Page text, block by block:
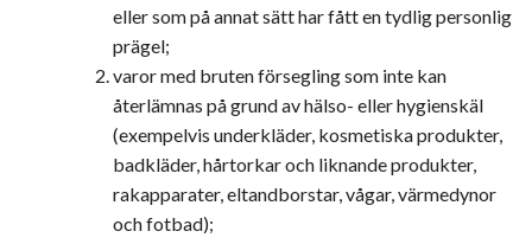
eller som på annat sätt har fått en tydlig personlig
prägel;
varor med bruten försegling som inte kan
återlämnas på grund av hälso- eller hygienskäl
(exempelvis underkläder, kosmetiska produkter,
badkläder, hårtorkar och liknande produkter,
rakapparater, eltandborstar, vågar, värmedynor
och fotbad);